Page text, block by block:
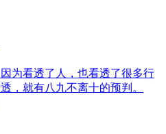
为看透了人，也看透了很多行
，就有八九不离十的预判。